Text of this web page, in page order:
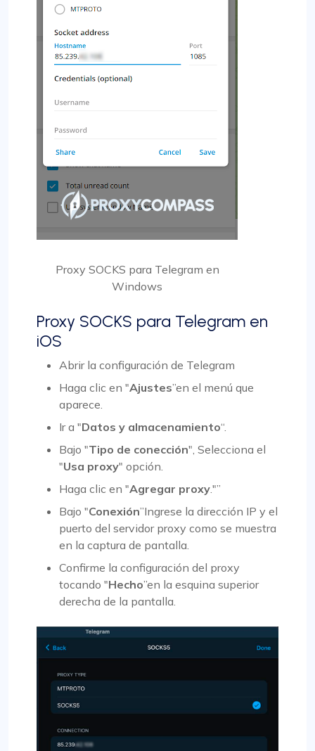
Proxy SOCKS para Telegram en
Windows
Proxy SOCKS para Telegram en
iOS
Abrir la configuración de Telegram
Haga clic en "Ajustes”en el menú que
aparece.
Ir a "Datos y almacenamiento“.
Bajo "Tipo de conección", Selecciona el
"Usa proxy" opción.
Haga clic en "Agregar proxy."”
Bajo "Conexión”Ingrese la dirección IP y el
puerto del servidor proxy como se muestra
en la captura de pantalla.
Confirme la configuración del proxy
tocando "Hecho”en la esquina superior
derecha de la pantalla.